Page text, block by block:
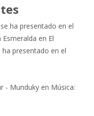
ha presentado en el
Esmeralda en El
presentado en el
- Munduky en Música: